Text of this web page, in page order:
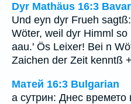
Dyr Mathäus 16:3
Und eyn dyr Frueh
Wöter, weil dyr Himml
aau.' Ös Leixer! Bei n
Zaichen der Zeit kenntß
Матей 16:3 Bulgarian
а сутрин: Днес